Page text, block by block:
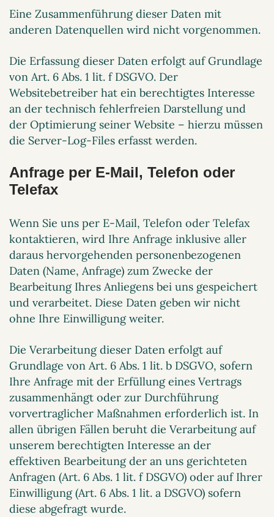
Eine Zusammenführung dieser Daten mit
anderen Datenquellen wird nicht vorgenommen.
Die Erfassung dieser Daten erfolgt auf Grundlage
von Art. 6 Abs. 1 lit. f DSGVO. Der
Websitebetreiber hat ein berechtigtes Interesse
an der technisch fehlerfreien Darstellung und
der Optimierung seiner Website – hierzu müssen
die Server-Log-Files erfasst werden.
Anfrage per E-Mail, Telefon oder
Telefax
Wenn Sie uns per E-Mail, Telefon oder Telefax
kontaktieren, wird Ihre Anfrage inklusive aller
daraus hervorgehenden personenbezogenen
Daten (Name, Anfrage) zum Zwecke der
Bearbeitung Ihres Anliegens bei uns gespeichert
und verarbeitet. Diese Daten geben wir nicht
ohne Ihre Einwilligung weiter.
Die Verarbeitung dieser Daten erfolgt auf
Grundlage von Art. 6 Abs. 1 lit. b DSGVO, sofern
Ihre Anfrage mit der Erfüllung eines Vertrags
zusammenhängt oder zur Durchführung
vorvertraglicher Maßnahmen erforderlich ist. In
allen übrigen Fällen beruht die Verarbeitung auf
unserem berechtigten Interesse an der
effektiven Bearbeitung der an uns gerichteten
Anfragen (Art. 6 Abs. 1 lit. f DSGVO) oder auf Ihrer
Einwilligung (Art. 6 Abs. 1 lit. a DSGVO) sofern
diese abgefragt wurde.